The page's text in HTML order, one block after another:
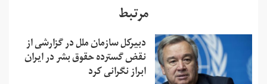
مرتبط
دبیرکل سازمان ملل در گزارشی از
نقض گسترده حقوق بشر در ایران
ابراز نگرانی کرد